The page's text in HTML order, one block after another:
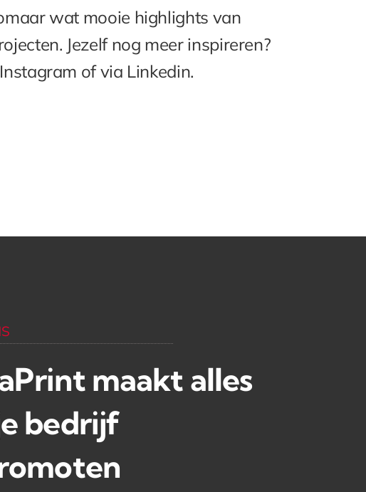
wat mooie highlights van
Jezelf nog meer inspireren?
of via Linkedin.
maakt alles
bedrijf